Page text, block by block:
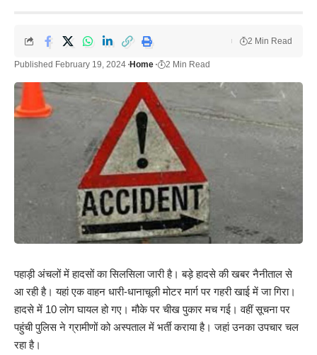
Published February 19, 2024 Home 2 Min Read
2 Min Read
पहाड़ी अंचलों में हादसों का सिलसिला जारी है। बड़े हादसे की खबर नैनीताल से
आ रही है। यहां एक वाहन धारी-धानाचूली मोटर मार्ग पर गहरी खाई में जा गिरा।
हादसे में 10 लोग घायल हो गए। मौके पर चीख पुकार मच गई। वहीं सूचना पर
पहुंची पुलिस ने ग्रामीणों को अस्पताल में भर्ती कराया है। जहां उनका उपचार चल
रहा है।